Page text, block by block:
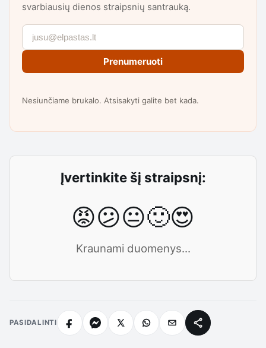
svarbiausių dienos straipsnių santrauką.
Prenumeruoti
Nesiunčiame brukalo. Atsisakyti galite bet kada.
Įvertinkite šį straipsnį:
😡😕😐🙂😍
Kraunami duomenys...
PASIDALINTI